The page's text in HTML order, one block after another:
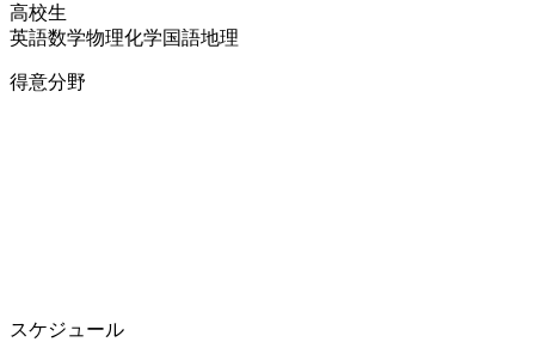
高校生
英語数学物理化学国語地理
得意分野
スケジュール